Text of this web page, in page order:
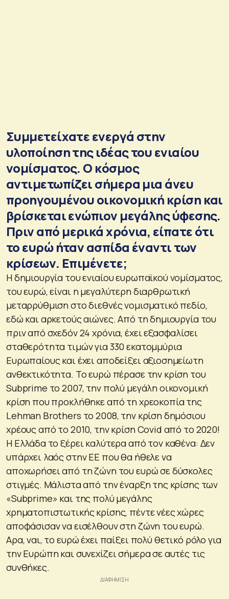
Συμμετείχατε ενεργά στην
υλοποίηση της ιδέας του ενιαίου
νομίσματος. Ο κόσμος
αντιμετωπίζει σήμερα μια άνευ
προηγουμένου οικονομική κρίση και
βρίσκεται ενώπιον μεγάλης ύφεσης.
Πριν από μερικά χρόνια, είπατε ότι
το ευρώ ήταν ασπίδα έναντι των
κρίσεων. Επιμένετε;
Η δημιουργία του ενιαίου ευρωπαϊκού νομίσματος,
του ευρώ, είναι η μεγαλύτερη διαρθρωτική
μεταρρύθμιση στο διεθνές νομισματικό πεδίο,
εδώ και αρκετούς αιώνες. Από τη δημιουργία του
πριν από σχεδόν 24 χρόνια, έχει εξασφαλίσει
σταθερότητα τιμών για 330 εκατομμύρια
Ευρωπαίους και έχει αποδείξει αξιοσημείωτη
ανθεκτικότητα. Το ευρώ πέρασε την κρίση του
Subprime το 2007, την πολύ μεγάλη οικονομική
κρίση που προκλήθηκε από τη χρεοκοπία της
Lehman Brothers το 2008, την κρίση δημόσιου
χρέους από το 2010, την κρίση Covid από το 2020!
Η Ελλάδα το ξέρει καλύτερα από τον καθένα: Δεν
υπάρχει λαός στην ΕΕ που θα ήθελε να
αποχωρήσει από τη ζώνη του ευρώ σε δύσκολες
στιγμές. Μάλιστα από την έναρξη της κρίσης των
«Subprime» και της πολύ μεγάλης
χρηματοπιστωτικής κρίσης, πέντε νέες χώρες
αποφάσισαν να εισέλθουν στη ζώνη του ευρώ.
Αρα, ναι, το ευρώ έχει παίξει πολύ θετικό ρόλο για
την Ευρώπη και συνεχίζει σήμερα σε αυτές τις
συνθήκες.